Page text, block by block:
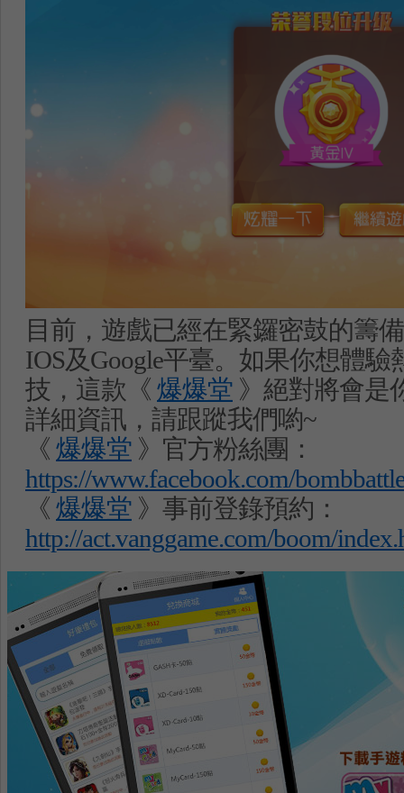
目前，遊戲已經在緊鑼密鼓的籌
IOS及Google平臺。如果你想體驗
技，這款《 爆爆堂 》絕對將會是
詳細資訊，請跟蹤我們喲~
《 爆爆堂 》官方粉絲團：
https://www.facebook.com/
《 爆爆堂 》事前登錄預約：
http://act.vanggame.com/boom/